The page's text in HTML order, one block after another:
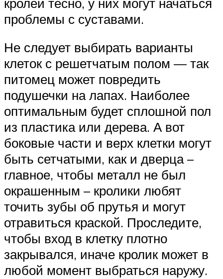
проблемы с суставами.
Не следует выбирать варианты
клеток с решетчатым полом — так
питомец может повредить
подушечки на лапах. Наиболее
оптимальным будет сплошной пол
из пластика или дерева. А вот
боковые части и верх клетки могут
быть сетчатыми, как и дверца –
главное, чтобы металл не был
окрашенным – кролики любят
точить зубы об прутья и могут
отравиться краской. Проследите,
чтобы вход в клетку плотно
закрывался, иначе кролик может в
любой момент выбраться наружу.